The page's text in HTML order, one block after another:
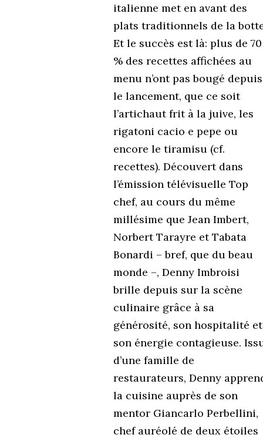
italienne met en avant des
plats traditionnels de la
Et le succès est là: plus de 70
% des recettes affichées au
menu n’ont pas bougé depuis
le lancement, que ce soit
l’artichaut frit à la juive, les
rigatoni cacio e pepe ou
encore le tiramisu (cf.
recettes). Découvert dans
l’émission télévisuelle Top
chef, au cours du même
millésime que Jean Imbert,
Norbert Tarayre et Tabata
Bonardi – bref, que du beau
monde –, Denny Imbroisi
brille depuis sur la scène
culinaire grâce à sa
générosité, son hospitalité et
son énergie contagieuse.
d’une famille de
restaurateurs, Denny
la cuisine auprès de son
mentor Giancarlo Perbellini,
chef auréolé de deux étoiles